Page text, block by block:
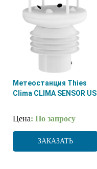
Метеостанция Thies
Clima CLIMA SENSOR US
Цена: По запросу
ЗАКАЗАТЬ